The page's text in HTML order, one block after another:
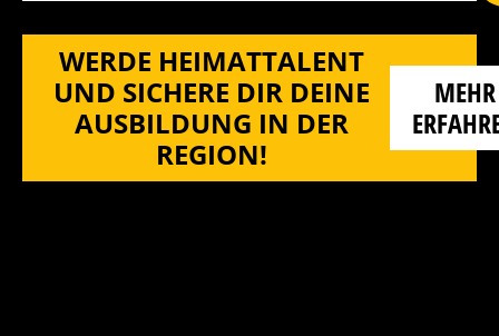
WERDE HEIMATTALENT
UND SICHERE DIR DEINE
AUSBILDUNG IN DER
REGION!
MEHR